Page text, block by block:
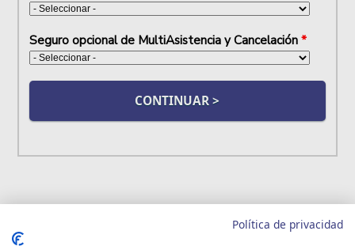
Seguro opcional de MultiAsistencia y Cancelación*
Este viaje no está disponible
Política de privacidad